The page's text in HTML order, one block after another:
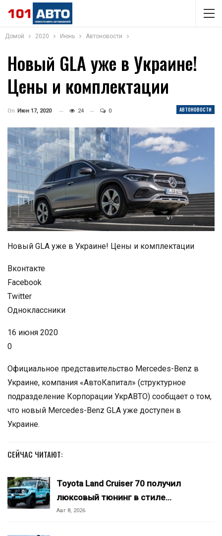
Домой 2020 Июнь Автоновости
Новый GLA уже в Украине!
Цены и комплектации
АВТОНОВОСТИ
On Июн 17, 2020 24 0
Новый GLA уже в Украине! Цены и комплектации
Вконтакте
Facebook
Twitter
Одноклассники
16 июня 2020
0
Официальное представительство Mercedes-Benz в
Украине, компания «АвтоКапитал» (структурное
подразделение Корпорации УкрАВТО) сообщает о том,
что новый Mercedes-Benz GLA уже доступен в
Украине.
СЕЙЧАС ЧИТАЮТ:
Toyota Land Cruiser 70 получил
люксовый тюнинг в стиле…
Авг 8, 2026